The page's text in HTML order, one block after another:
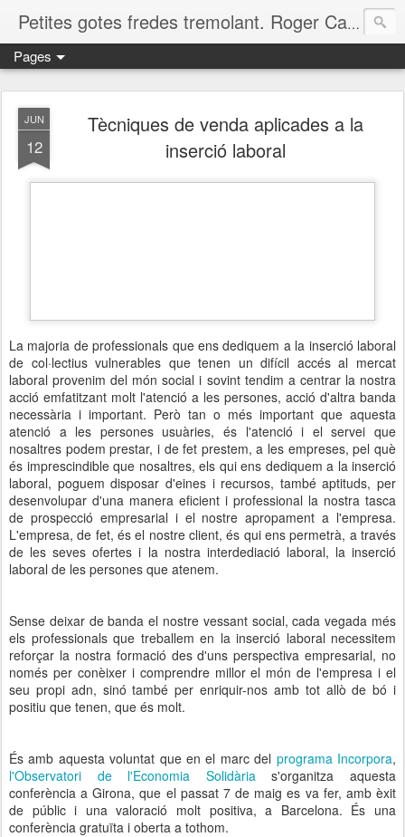
Petites gotes fredes tremolant. Roger Casero Gumbau. Girona
Pages
JUN
12
Tècniques de venda aplicades a la
inserció laboral
La majoria de professionals que ens dediquem a la inserció laboral
de col·lectius vulnerables que tenen un difícil accés al mercat
laboral provenim del món social i sovint tendim a centrar la nostra
acció emfatitzant molt l'atenció a les persones, acció d'altra banda
necessària i important. Però tan o més important que aquesta
atenció a les persones usuàries, és l'atenció i el servei que
nosaltres podem prestar, i de fet prestem, a les empreses, pel què
és imprescindible que nosaltres, els qui ens dediquem a la inserció
laboral, poguem disposar d'eines i recursos, també aptituds, per
desenvolupar d'una manera eficient i professional la nostra tasca
de prospecció empresarial i el nostre apropament a l'empresa.
L'empresa, de fet, és el nostre client, és qui ens permetrà, a través
de les seves ofertes i la nostra interdediació laboral, la inserció
laboral de les persones que atenem.
Sense deixar de banda el nostre vessant social, cada vegada més
els professionals que treballem en la inserció laboral necessitem
reforçar la nostra formació des d'uns perspectiva empresarial, no
només per conèixer i comprendre millor el món de l'empresa i el
seu propi adn, sinó també per enriquir-nos amb tot allò de bó i
positiu que tenen, que és molt.
És amb aquesta voluntat que en el marc del programa Incorpora,
l'Observatori de l'Economia Solidàrias'organitza aquesta
conferència a Girona, que el passat 7 de maig es va fer, amb èxit
de públic i una valoració molt positiva, a Barcelona. És una
conferència gratuïta i oberta a tothom.